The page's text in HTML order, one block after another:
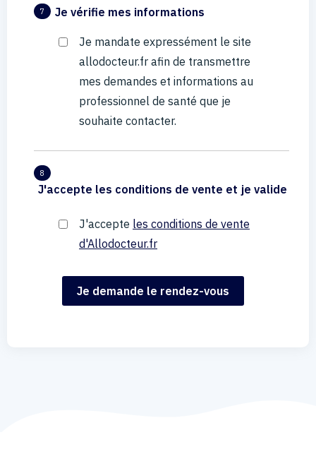
7 Je vérifie mes informations
Je mandate expressément le site
allodocteur.fr afin de transmettre
mes demandes et informations au
professionnel de santé que je
souhaite contacter.
8
J'accepte les conditions de vente et je valide
J'accepte les conditions de vente
d'Allodocteur.fr